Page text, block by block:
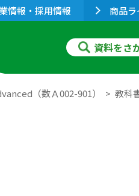
情報・採用情報 商品
資料をさ
（数Ａ002-901） 教科